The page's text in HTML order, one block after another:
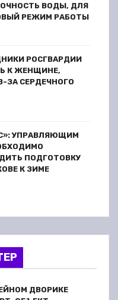
ВОДЫ, ДЛЯ
РЕЖИМ РАБОТЫ
РОСГВАРДИИ
К ЖЕНЩИНЕ,
ЗА СЕРДЕЧНОГО
УПРАВЛЯЮЩИМ
ПОДГОТОВКУ
К ЗИМЕ
ДВОРИКЕ